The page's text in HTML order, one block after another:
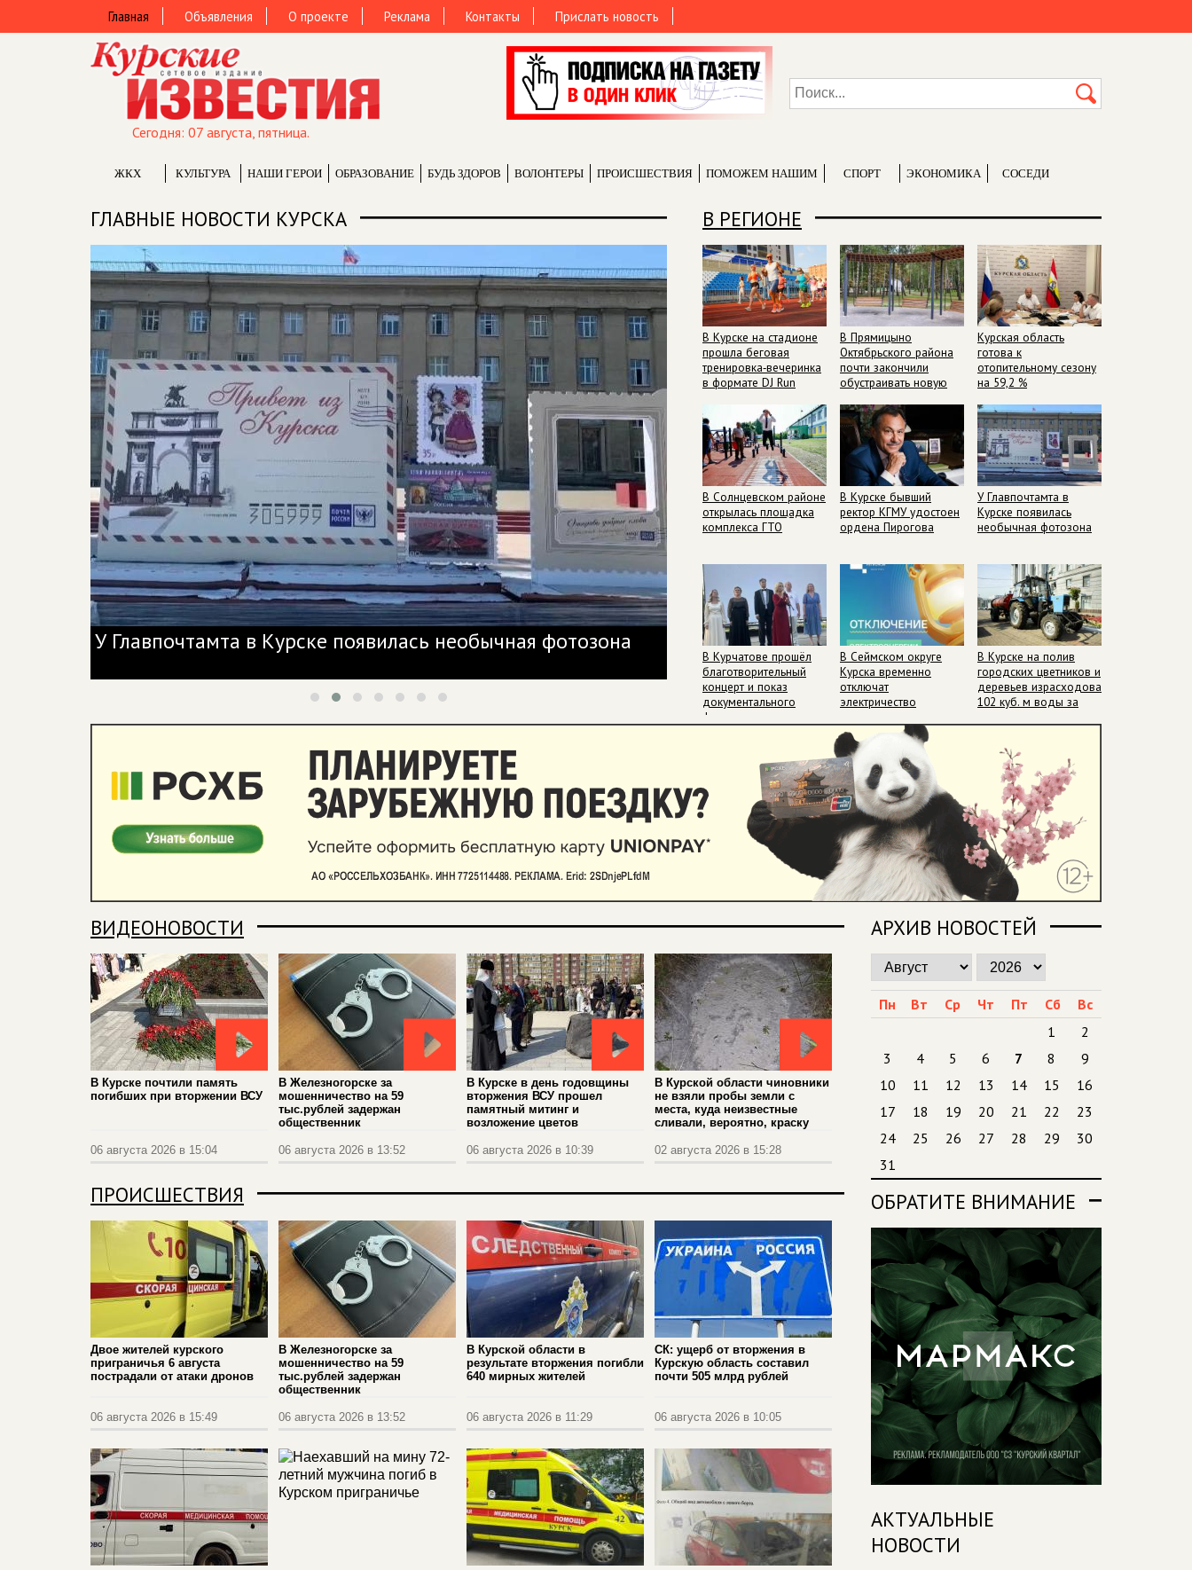
Главная Объявления О проекте Реклама Контакты Прислать новость
Сегодня: 07 августа, пятница.
ЖКХ КУЛЬТУРА НАШИ ГЕРОИ ОБРАЗОВАНИЕ БУДЬ ЗДОРОВ ВОЛОНТЕРЫ ПРОИCШЕСТВИЯ ПОМОЖЕМ НАШИМ СПОРТ ЭКОНОМИКА СОСЕДИ
ГЛАВНЫЕ НОВОСТИ КУРСКА
У Главпочтамта в Курске появилась необычная фотозона В Курске почтили память погибших при вторжении
В РЕГИОНЕ
В Курске на стадионе
прошла беговая
тренировка‑вечеринка
в формате DJ Run
В Прямицыно
Октябрьского района
почти закончили
обустраивать новую
Курская область
готова к
отопительному сезону
на 59,2 %
В Солнцевском районе
открылась площадка
комплекса ГТО
В Курске бывший
ректор КГМУ удостоен
ордена Пирогова
У Главпочтамта в
Курске появилась
необычная фотозона
В Курчатове прошёл
благотворительный
концерт и показ
документального
фильма
В Сеймском округе
Курска временно
отключат
электричество
В Курске на полив
городских цветников и
деревьев израсходовано
102 куб. м воды за
ВИДЕОНОВОСТИ
В Курске почтили память
погибших при вторжении ВСУ
06 августа 2026 в 15:04
В Железногорске за
мошенничество на 59
тыс.рублей задержан
общественник
06 августа 2026 в 13:52
В Курске в день годовщины
вторжения ВСУ прошел
памятный митинг и
возложение цветов
06 августа 2026 в 10:39
В Курской области чиновники
не взяли пробы земли с
места, куда неизвестные
сливали, вероятно, краску
02 августа 2026 в 15:28
ПРОИСШЕСТВИЯ
Двое жителей курского
приграничья 6 августа
пострадали от атаки дронов
06 августа 2026 в 15:49
В Железногорске за
мошенничество на 59
тыс.рублей задержан
общественник
06 августа 2026 в 13:52
В Курской области в
результате вторжения погибли
640 мирных жителей
06 августа 2026 в 11:29
СК: ущерб от вторжения в
Курскую область составил
почти 505 млрд рублей
06 августа 2026 в 10:05
АРХИВ НОВОСТЕЙ
Пн Вт Ср Чт Пт Сб
Вс
1
2
3
4 5 6 7 8
9
10
11 12 13 14 15
16
17
18 19 20 21 22
23
24
25 26 27 28 29
30
31
ОБРАТИТЕ ВНИМАНИЕ
АКТУАЛЬНЫЕ
НОВОСТИ